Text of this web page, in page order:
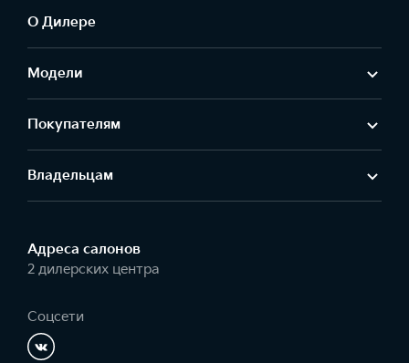
О Дилере
Модели
Покупателям
Владельцам
Адреса салонов
2 дилерских центра
Соцсети